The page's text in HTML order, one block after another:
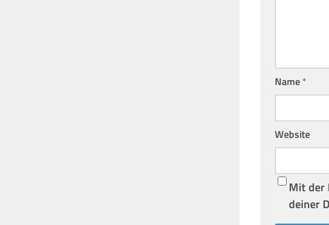
Name*
Website
Mit der
deiner